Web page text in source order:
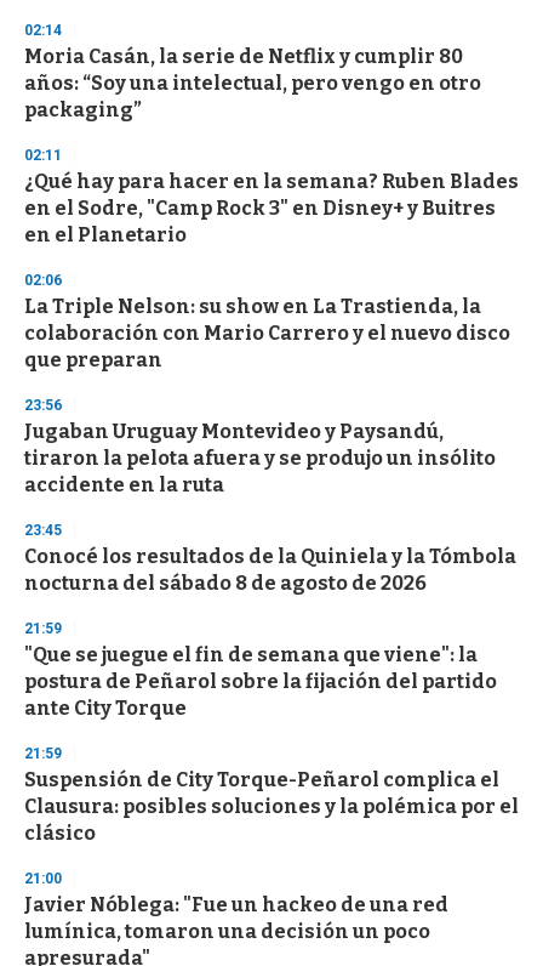
d
s
o
f
3
s
c
o
n
02:14
Moria Casán, la serie de Netflix y cumplir 80
años: “Soy una intelectual, pero vengo en otro
packaging”
02:11
¿Qué hay para hacer en la semana? Ruben Blades
en el Sodre, "Camp Rock 3" en Disney+ y Buitres
en el Planetario
02:06
La Triple Nelson: su show en La Trastienda, la
colaboración con Mario Carrero y el nuevo disco
que preparan
23:56
Jugaban Uruguay Montevideo y Paysandú,
tiraron la pelota afuera y se produjo un insólito
accidente en la ruta
23:45
Conocé los resultados de la Quiniela y la Tómbola
nocturna del sábado 8 de agosto de 2026
21:59
"Que se juegue el fin de semana que viene": la
postura de Peñarol sobre la fijación del partido
ante City Torque
21:59
Suspensión de City Torque-Peñarol complica el
Clausura: posibles soluciones y la polémica por el
clásico
21:00
Javier Nóblega: "Fue un hackeo de una red
lumínica, tomaron una decisión un poco
apresurada"